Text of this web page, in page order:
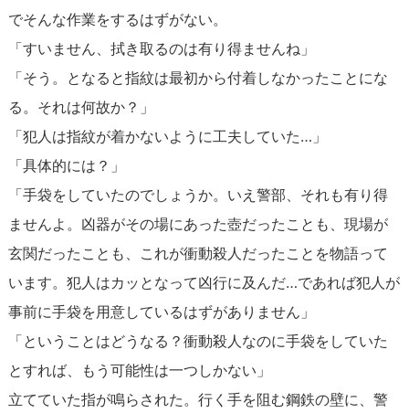
でそんな作業をするはずがない。
「すいません、拭き取るのは有り得ませんね」
「そう。となると指紋は最初から付着しなかったことにな
る。それは何故か？」
「犯人は指紋が着かないように工夫していた…」
「具体的には？」
「手袋をしていたのでしょうか。いえ警部、それも有り得
ませんよ。凶器がその場にあった壺だったことも、現場が
玄関だったことも、これが衝動殺人だったことを物語って
います。犯人はカッとなって凶行に及んだ…であれば犯人が
事前に手袋を用意しているはずがありません」
「ということはどうなる？衝動殺人なのに手袋をしていた
とすれば、もう可能性は一つしかない」
立てていた指が鳴らされた。行く手を阻む鋼鉄の壁に、警